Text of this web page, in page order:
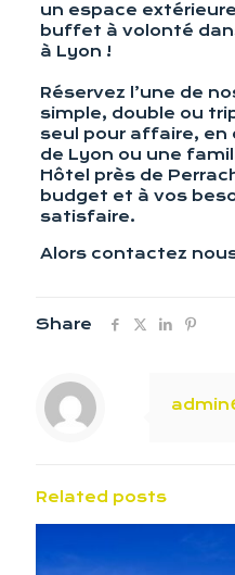
un espace
buffet à volonté
à Lyon !
Réservez l’une de
simple, double ou
seul pour affaire, en
de Lyon ou une
Hôtel près de
budget et à vos
satisfaire.
Alors contactez
Share
Related posts